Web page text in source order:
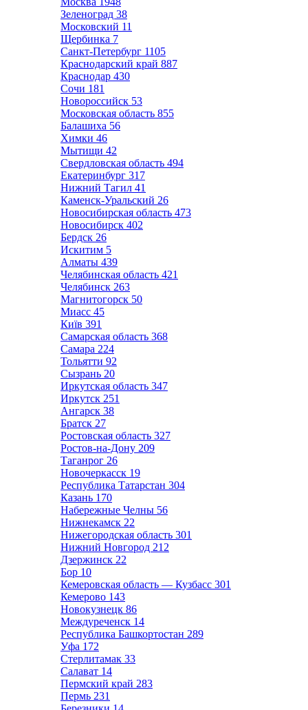
Зеленоград 38
Московский 11
Щербинка 7
Санкт-Петербург 1105
Краснодарский край 887
Краснодар 430
Сочи 181
Новороссийск 53
Московская область 855
Балашиха 56
Химки 46
Мытищи 42
Свердловская область 494
Екатеринбург 317
Нижний Тагил 41
Каменск-Уральский 26
Новосибирская область 473
Новосибирск 402
Бердск 26
Искитим 5
Алматы 439
Челябинская область 421
Челябинск 263
Магнитогорск 50
Миасс 45
Київ 391
Самарская область 368
Самара 224
Тольятти 92
Сызрань 20
Иркутская область 347
Иркутск 251
Ангарск 38
Братск 27
Ростовская область 327
Ростов-на-Дону 209
Таганрог 26
Новочеркасск 19
Республика Татарстан 304
Казань 170
Набережные Челны 56
Нижнекамск 22
Нижегородская область 301
Нижний Новгород 212
Дзержинск 22
Бор 10
Кемеровская область — Кузбасс 301
Кемерово 143
Новокузнецк 86
Междуреченск 14
Республика Башкортостан 289
Уфа 172
Стерлитамак 33
Салават 14
Пермский край 283
Пермь 231